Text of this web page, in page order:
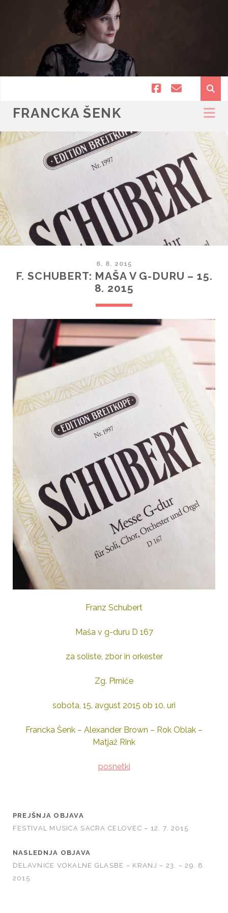
facebook
email
FRANCKA ŠENK
6. 8. 2015
F. SCHUBERT: MAŠA V G-DURU – 15.
8. 2015
Franz Schubert
Maša v g-duru D 167
za soliste, zbor in orkester
Zg. Pirniče
sobota, 15. avgust 2015 ob 10. uri
Francka Šenk – Alexander Brown – Rok Oblak –
Matjaž Rink
posnetki
PREJŠNJA OBJAVA
FESTIVAL MUSICA SACRA CELOVEC – 12. 7. 2015
NASLEDNJA OBJAVA
DELAVNICE VOKALNE GLASBE – KRANJ – 23. – 29. 8.
2015